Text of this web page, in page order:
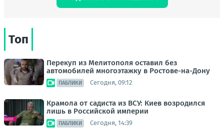
Топ
Перекуп из Мелитополя оставил без
автомобилей многоэтажку в Ростове-на-Дону
ПАБЛИКИ Сегодня, 09:12
Крамола от садиста из ВСУ: Киев возродился
лишь в Российской империи
ПАБЛИКИ Сегодня, 14:39